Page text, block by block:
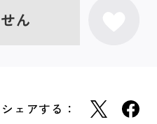
ん
シェアする：